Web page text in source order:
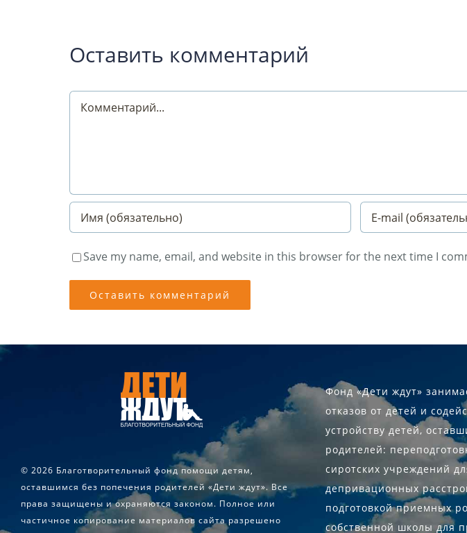
Оставить комментарий
Comment
Save my name, email, and website in this browser for the next time I
© 2026 Благотворительный фонд помощи детям,
оставшимся без попечения родителей «Дети ждут». Все
права защищены и охраняются законом. Полное или
частичное копирование материалов сайта разрешено
Фонд «Дети ждут»
отказов от детей и
устройству детей,
родителей:
сиротских учреждений
депривационных
подготовкой приемных
собственной школы для